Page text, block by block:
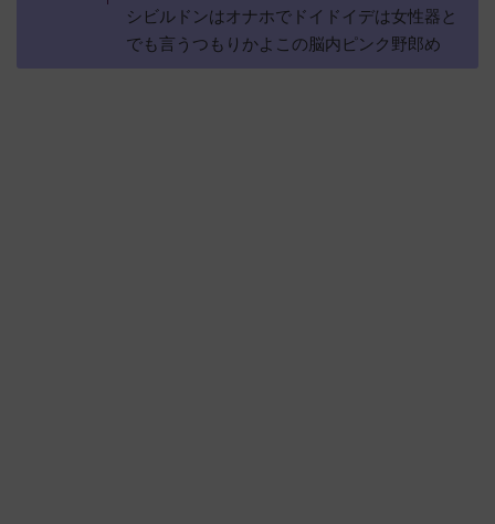
シビルドンはオナホでドイドイデは女性器と
でも言うつもりかよこの脳内ピンク野郎め